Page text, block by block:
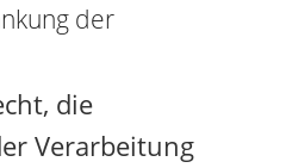
der
die
Verarbeitung